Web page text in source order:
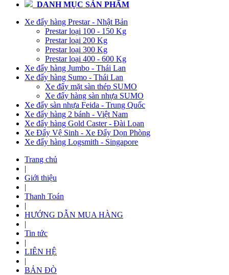
DANH MỤC SẢN PHẨM
Xe đẩy hàng Prestar - Nhật Bản
Prestar loại 100 - 150 Kg
Prestar loại 200 Kg
Prestar loại 300 Kg
Prestar loại 400 - 600 Kg
Xe đẩy hàng Jumbo - Thái Lan
Xe đẩy hàng Sumo - Thái Lan
Xe đẩy mặt sàn thép SUMO
Xe đẩy hàng sàn nhựa SUMO
Xe đẩy sàn nhựa Feida - Trung Quốc
Xe đẩy hàng 2 bánh - Việt Nam
Xe đẩy hàng Gold Caster - Đài Loan
Xe Đẩy Vệ Sinh - Xe Đẩy Dọn Phòng
Xe đẩy hàng Logsmith - Singapore
Trang chủ
|
Giới thiệu
|
Thanh Toán
|
HƯỚNG DẪN MUA HÀNG
|
Tin tức
|
LIÊN HỆ
|
BẢN ĐÒ